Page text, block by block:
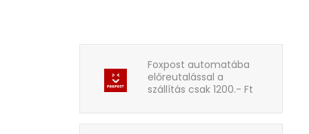
Foxpost automatába
előreutalással a
szállítás csak 1200.- Ft